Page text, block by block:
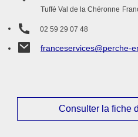
Tuffé Val de la Chéronne
02 59 29 07 48
franceservices@perche-
Consulter la fiche